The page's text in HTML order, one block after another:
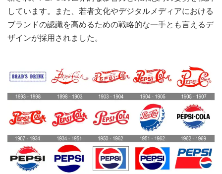
しています。また、若者文化やデジタルメディアにおける
ブランドの認識を高めるための戦略的な一手とも言えるデ
ザインが採用されました。